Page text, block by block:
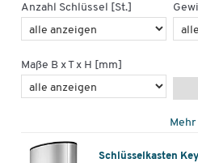
Anzahl Schlüssel [St.]
Maße B x T x H [mm]
Schlüsselkasten